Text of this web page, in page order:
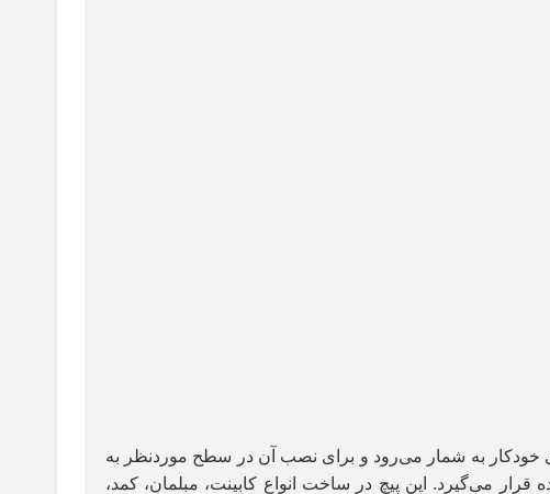
خودکار به شمار می‌رود و برای نصب آن در سطح موردنظر به
می‌گیرد. این پیچ در ساخت انواع کابینت، مبلمان، کمد،